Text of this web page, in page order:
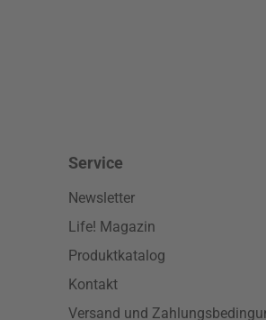
Service
Newsletter
Life! Magazin
Produktkatalog
Kontakt
Versand und